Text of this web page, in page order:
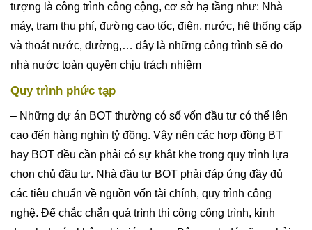
tượng là công trình công cộng, cơ sở hạ tầng như: Nhà
máy, trạm thu phí, đường cao tốc, điện, nước, hệ thống cấp
và thoát nước, đường,… đây là những công trình sẽ do
nhà nước toàn quyền chịu trách nhiệm
Quy trình phức tạp
– Những dự án BOT thường có số vốn đầu tư có thể lên
cao đến hàng nghìn tỷ đồng. Vậy nên các hợp đồng BT
hay BOT đều cần phải có sự khắt khe trong quy trình lựa
chọn chủ đầu tư. Nhà đầu tư BOT phải đáp ứng đầy đủ
các tiêu chuẩn về nguồn vốn tài chính, quy trình công
nghệ. Để chắc chắn quá trình thi công công trình, kinh